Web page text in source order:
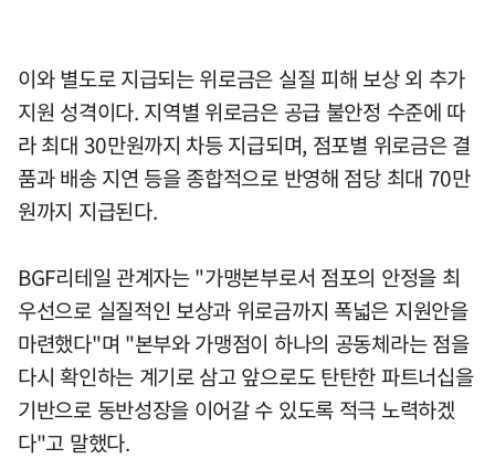
이와 별도로 지급되는 위로금은 실질 피해 보상 외 추가
지원 성격이다. 지역별 위로금은 공급 불안정 수준에 따
라 최대 30만원까지 차등 지급되며, 점포별 위로금은 결
품과 배송 지연 등을 종합적으로 반영해 점당 최대 70만
원까지 지급된다.
BGF리테일 관계자는 "가맹본부로서 점포의 안정을 최
우선으로 실질적인 보상과 위로금까지 폭넓은 지원안을
마련했다"며 "본부와 가맹점이 하나의 공동체라는 점을
다시 확인하는 계기로 삼고 앞으로도 탄탄한 파트너십을
기반으로 동반성장을 이어갈 수 있도록 적극 노력하겠
다"고 말했다.